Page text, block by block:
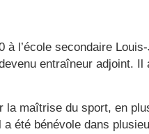
à l’école secondaire
entraîneur adjoint. Il
la maîtrise du sport, en
été bénévole dans